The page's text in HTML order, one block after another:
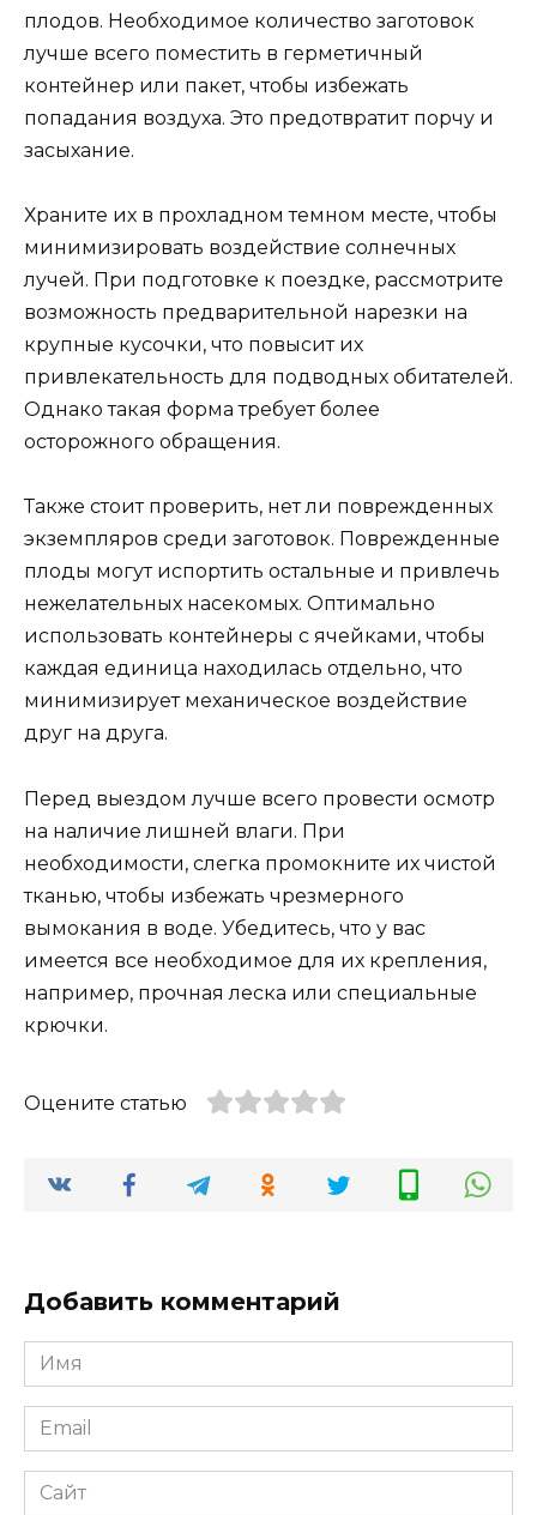
плодов. Необходимое количество заготовок
лучше всего поместить в герметичный
контейнер или пакет, чтобы избежать
попадания воздуха. Это предотвратит порчу и
засыхание.
Храните их в прохладном темном месте, чтобы
минимизировать воздействие солнечных
лучей. При подготовке к поездке, рассмотрите
возможность предварительной нарезки на
крупные кусочки, что повысит их
привлекательность для подводных обитателей.
Однако такая форма требует более
осторожного обращения.
Также стоит проверить, нет ли поврежденных
экземпляров среди заготовок. Поврежденные
плоды могут испортить остальные и привлечь
нежелательных насекомых. Оптимально
использовать контейнеры с ячейками, чтобы
каждая единица находилась отдельно, что
минимизирует механическое воздействие
друг на друга.
Перед выездом лучше всего провести осмотр
на наличие лишней влаги. При
необходимости, слегка промокните их чистой
тканью, чтобы избежать чрезмерного
вымокания в воде. Убедитесь, что у вас
имеется все необходимое для их крепления,
например, прочная леска или специальные
крючки.
Оцените статью
Добавить комментарий
Имя
*
Email
*
Сайт